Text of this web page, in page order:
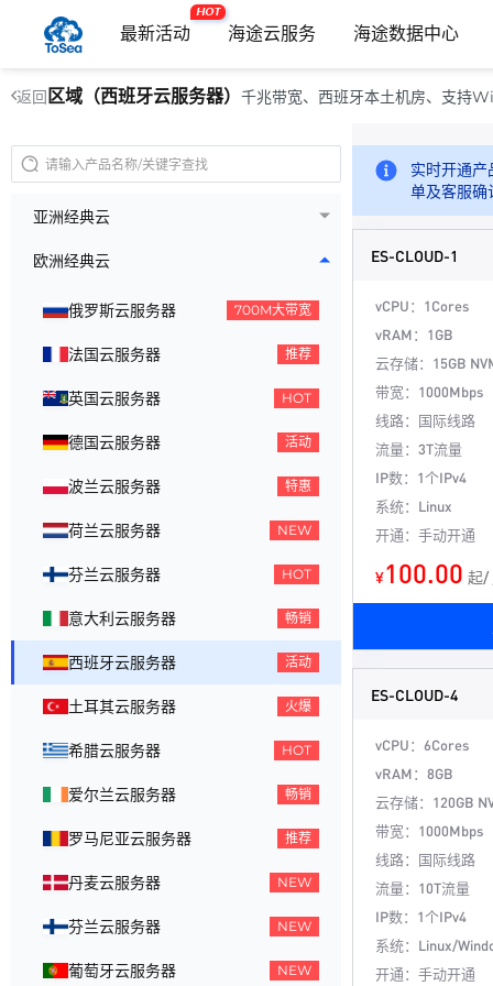
最新活动
HOT
海途云服务 海途数据中心
返回 区域（西班牙云服务器） 千兆带宽、西班牙本土机房、支持
亚洲经典云
欧洲经典云
俄罗斯云服务器 700M大带宽
法国云服务器 推荐
英国云服务器 HOT
德国云服务器 活动
波兰云服务器 特惠
荷兰云服务器 NEW
芬兰云服务器 HOT
意大利云服务器 畅销
西班牙云服务器 活动
土耳其云服务器 火爆
希腊云服务器 HOT
爱尔兰云服务器 畅销
罗马尼亚云服务器 推荐
丹麦云服务器 NEW
芬兰云服务器 NEW
葡萄牙云服务器 NEW
实时开通
单及客服确
ES-CLOUD-1
vCPU：1Cores
vRAM：1GB
云存储：15GB
带宽：1000Mbps
线路：国际线路
流量：3T流量
IP数：1个IPv4
系统：Linux
开通：手动开通
¥100.00 起/
ES-CLOUD-4
vCPU：6Cores
vRAM：8GB
云存储：120GB
带宽：1000Mbps
线路：国际线路
流量：10T流量
IP数：1个IPv4
系统：Linux/
开通：手动开通